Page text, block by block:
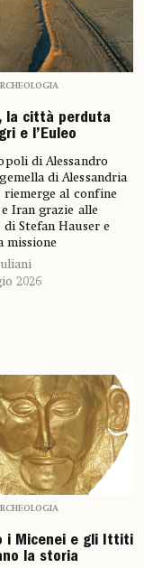
la città perduta
e l’Euleo
di Alessandro
di Alessandria
riemerge al confine
Iran grazie alle
Stefan Hauser e
missione
2026
i Micenei e gli Ittiti
la storia